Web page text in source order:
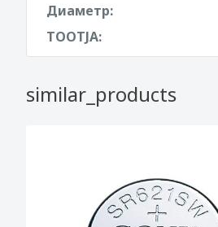
Диаметр:
TOOTJA:
similar_products